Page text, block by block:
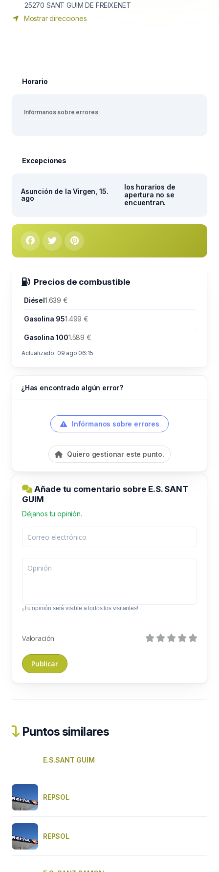
25270 SANT GUIM DE FREIXENET
Mostrar direcciones
Horario
Infórmanos sobre errores
Excepciones
Asunción de la Virgen, 15.
ago
los horarios de
apertura no se
encuentran.
Precios de combustible
Diésel1.639 €
Gasolina 951.499 €
Gasolina 1001.589 €
Actualizado: 09 ago 06:15
¿Has encontrado algún error?
Infórmanos sobre errores
Quiero gestionar este punto.
Añade tu comentario sobre E.S. SANT
GUIM
Déjanos tu opinión.
¡Tu opinión será visible a todos los visitantes!
Valoración
Puntos similares
E.S.SANT GUIM
REPSOL
REPSOL